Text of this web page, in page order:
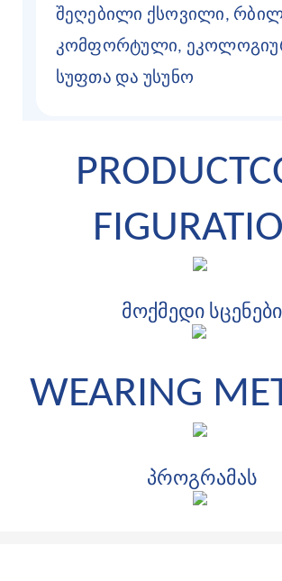
შეღებილი ქსოვილი,
კომფორტული,
სუფთა და უსუნო
მოქმედი სცენები
WEARING
პროგრამას